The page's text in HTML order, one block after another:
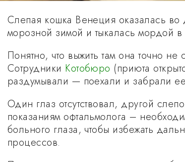
Слепая кошка Венеция оказалась во
морозной зимой и тыкалась мордой в
Понятно, что выжить там она точно не
Сотрудники Котобюро (приюта
раздумывали — поехали и забрали
Один глаз отсутствовал, другой
показаниям офтальмолога –
больного глаза, чтобы избежать
процессов.